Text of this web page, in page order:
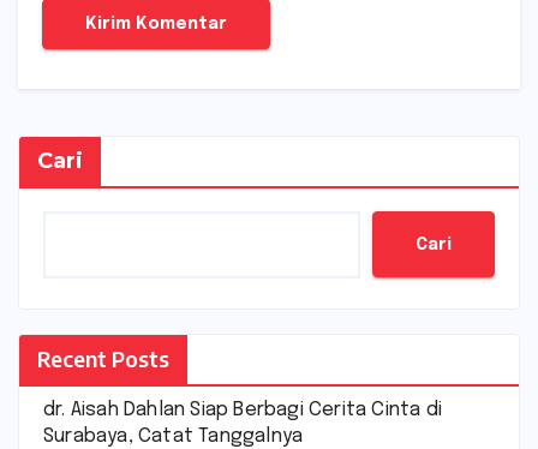
Cari
Cari
Recent Posts
dr. Aisah Dahlan Siap Berbagi Cerita Cinta di
Surabaya, Catat Tanggalnya